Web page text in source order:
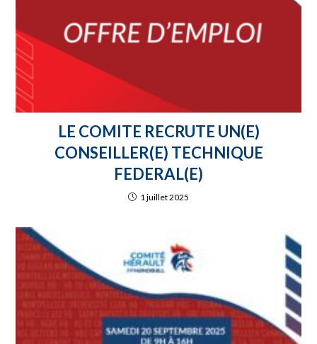
LE COMITE RECRUTE UN(E)
CONSEILLER(E) TECHNIQUE
FEDERAL(E)
1 juillet 2025